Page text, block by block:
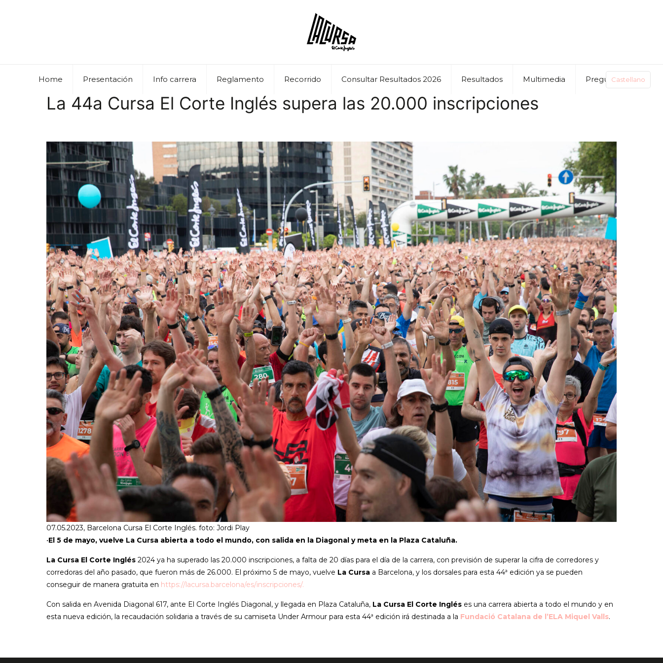
Home Presentación Info carrera Reglamento Recorrido Consultar Resultados 2026 Resultados Multimedia PreguntasCastellano
La 44a Cursa El Corte Inglés supera las 20.000 inscripciones
07.05.2023, Barcelona Cursa El Corte Inglés. foto: Jordi Play
•El 5 de mayo, vuelve La Cursa abierta a todo el mundo, con salida en la Diagonal y meta en la Plaza Cataluña.
La Cursa El Corte Inglés 2024 ya ha superado las 20.000 inscripciones, a falta de 20 días para el día de la carrera, con previsión de superar la cifra de corredores y
corredoras del año pasado, que fueron más de 26.000. El próximo 5 de mayo, vuelve La Cursaa Barcelona, y los dorsales para esta 44ª edición ya se pueden
conseguir de manera gratuita en https://lacursa.barcelona/es/inscripciones/.
Con salida en Avenida Diagonal 617, ante El Corte Inglés Diagonal, y llegada en Plaza Cataluña, La Cursa El Corte Ingléses una carrera abierta a todo el mundo y en
esta nueva edición, la recaudación solidaria a través de su camiseta Under Armour para esta 44ª edición irá destinada a la Fundació Catalana de l’ELA Miquel Valls.